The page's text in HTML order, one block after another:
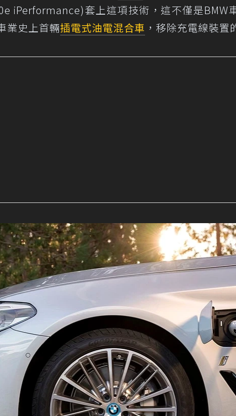
iPerformance)套上這項技術，這不僅是BMW
業史上首輛插電式油電混合車 ，移除充電線裝置